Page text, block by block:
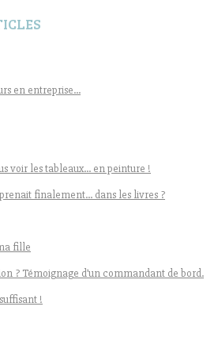
en entreprise…
voir les tableaux… en peinture !
finalement… dans les livres ?
fille
? Témoignage d’un commandant de bord.
!